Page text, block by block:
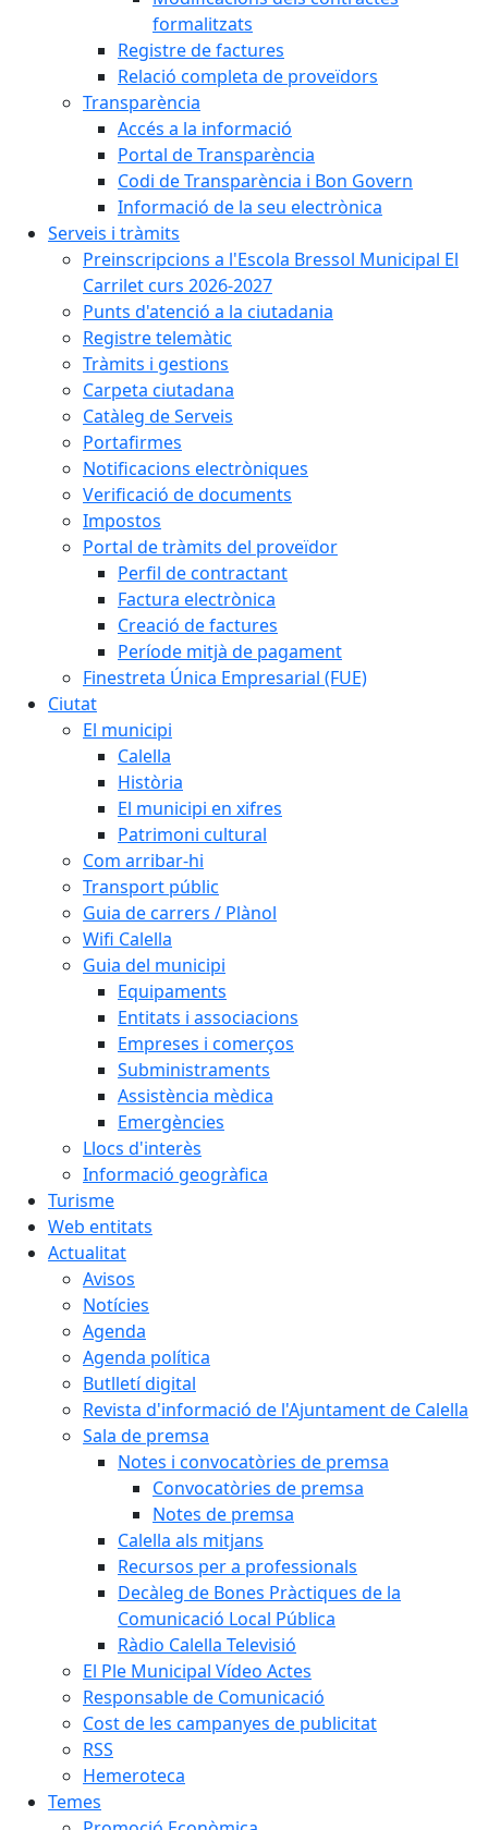
formalitzats
Registre de factures
Relació completa de proveïdors
Transparència
Accés a la informació
Portal de Transparència
Codi de Transparència i Bon Govern
Informació de la seu electrònica
Serveis i tràmits
Preinscripcions a l'Escola Bressol Municipal El
Carrilet curs 2026-2027
Punts d'atenció a la ciutadania
Registre telemàtic
Tràmits i gestions
Carpeta ciutadana
Catàleg de Serveis
Portafirmes
Notificacions electròniques
Verificació de documents
Impostos
Portal de tràmits del proveïdor
Perfil de contractant
Factura electrònica
Creació de factures
Període mitjà de pagament
Finestreta Única Empresarial (FUE)
Ciutat
El municipi
Calella
Història
El municipi en xifres
Patrimoni cultural
Com arribar-hi
Transport públic
Guia de carrers / Plànol
Wifi Calella
Guia del municipi
Equipaments
Entitats i associacions
Empreses i comerços
Subministraments
Assistència mèdica
Emergències
Llocs d'interès
Informació geogràfica
Turisme
Web entitats
Actualitat
Avisos
Notícies
Agenda
Agenda política
Butlletí digital
Revista d'informació de l'Ajuntament de Calella
Sala de premsa
Notes i convocatòries de premsa
Convocatòries de premsa
Notes de premsa
Calella als mitjans
Recursos per a professionals
Decàleg de Bones Pràctiques de la
Comunicació Local Pública
Ràdio Calella Televisió
El Ple Municipal Vídeo Actes
Responsable de Comunicació
Cost de les campanyes de publicitat
RSS
Hemeroteca
Temes